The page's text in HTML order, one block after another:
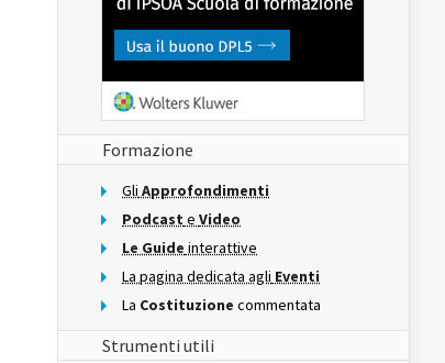
Formazione
Gli Approfondimenti
Podcast e Video
Le Guide interattive
La pagina dedicata agli Eventi
La Costituzione commentata
Strumenti utili